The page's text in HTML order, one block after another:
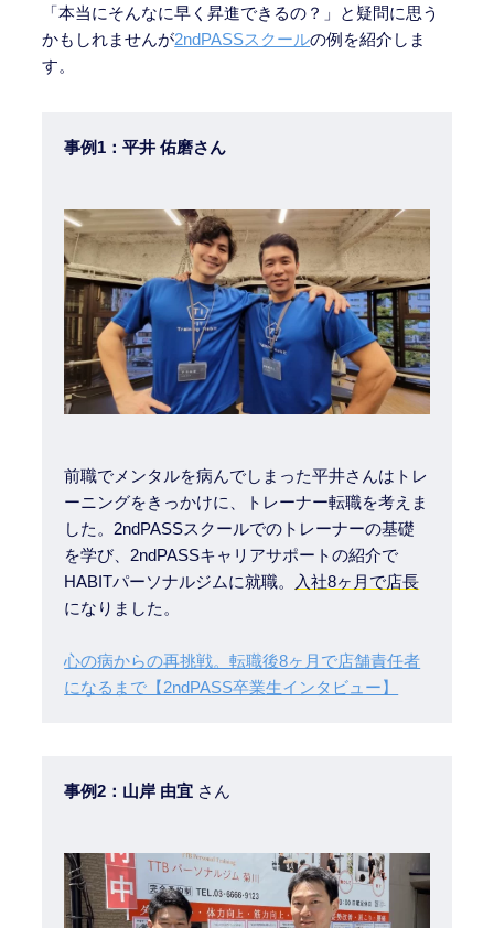
「本当にそんなに早く昇進できるの？」と疑問に思う
かもしれませんが2ndPASSスクールの例を紹介しま
す。
事例1：平井 佑磨さん
前職でメンタルを病んでしまった平井さんはトレ
ーニングをきっかけに、トレーナー転職を考えま
した。2ndPASSスクールでのトレーナーの基礎
を学び、2ndPASSキャリアサポートの紹介で
HABITパーソナルジムに就職。
入社8ヶ月で店長
になりました。
心の病からの再挑戦。転職後8ヶ月で店舗責任者
になるまで【2ndPASS卒業生インタビュー】
事例2：山岸 由宜 さん